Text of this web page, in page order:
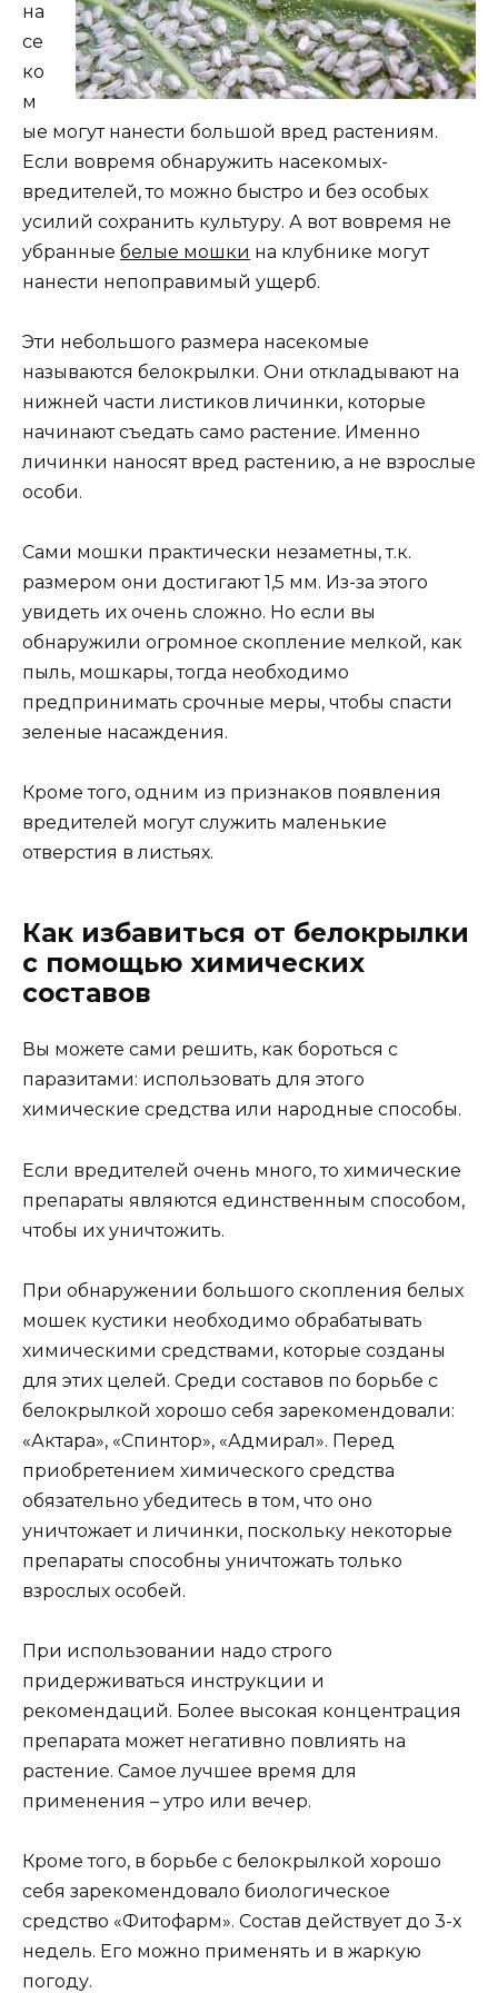
на
се
ко
м
ые могут нанести большой вред растениям.
Если вовремя обнаружить насекомых-
вредителей, то можно быстро и без особых
усилий сохранить культуру. А вот вовремя не
убранные белые мошки на клубнике могут
нанести непоправимый ущерб.
Эти небольшого размера насекомые
называются белокрылки. Они откладывают на
нижней части листиков личинки, которые
начинают съедать само растение. Именно
личинки наносят вред растению, а не взрослые
особи.
Сами мошки практически незаметны, т.к.
размером они достигают 1,5 мм. Из-за этого
увидеть их очень сложно. Но если вы
обнаружили огромное скопление мелкой, как
пыль, мошкары, тогда необходимо
предпринимать срочные меры, чтобы спасти
зеленые насаждения.
Кроме того, одним из признаков появления
вредителей могут служить маленькие
отверстия в листьях.
Как избавиться от белокрылки
с помощью химических
составов
Вы можете сами решить, как бороться с
паразитами: использовать для этого
химические средства или народные способы.
Если вредителей очень много, то химические
препараты являются единственным способом,
чтобы их уничтожить.
При обнаружении большого скопления белых
мошек кустики необходимо обрабатывать
химическими средствами, которые созданы
для этих целей. Среди составов по борьбе с
белокрылкой хорошо себя зарекомендовали:
«Актара», «Спинтор», «Адмирал». Перед
приобретением химического средства
обязательно убедитесь в том, что оно
уничтожает и личинки, поскольку некоторые
препараты способны уничтожать только
взрослых особей.
При использовании надо строго
придерживаться инструкции и
рекомендаций. Более высокая концентрация
препарата может негативно повлиять на
растение. Самое лучшее время для
применения – утро или вечер.
Кроме того, в борьбе с белокрылкой хорошо
себя зарекомендовало биологическое
средство «Фитофарм». Состав действует до 3-х
недель. Его можно применять и в жаркую
погоду.